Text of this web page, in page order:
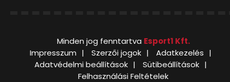
Minden jog fenntartva Esport1 Kft.
Impresszum
Szerzői jogok
Adatkezelés
Adatvédelmi beállítások
Sütibeállítások
Felhasználási Feltételek